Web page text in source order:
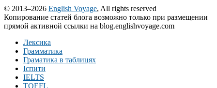
© 2013–2026 English Voyage, All rights reserved
Копирование статей блога возможно только при размещении
прямой активной ссылки на blog.englishvoyage.com
Лексика
Грамматика
Граматика в таблицях
Іспити
IELTS
TOEFL